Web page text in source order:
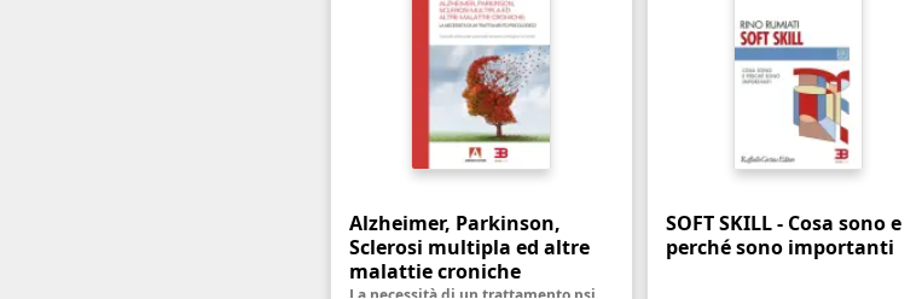
Alzheimer, Parkinson,
Sclerosi multipla ed altre
malattie croniche
SOFT SKILL - Cosa sono e
perché sono importanti